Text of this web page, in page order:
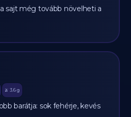
sajt még tovább növelheti a
🫒 3.6 g
barátja: sok fehérje, kevés